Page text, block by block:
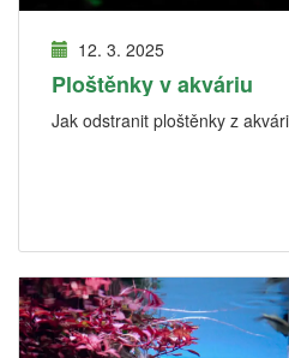
12. 3. 2025
Ploštěnky v akváriu
Jak odstranit ploštěnky z